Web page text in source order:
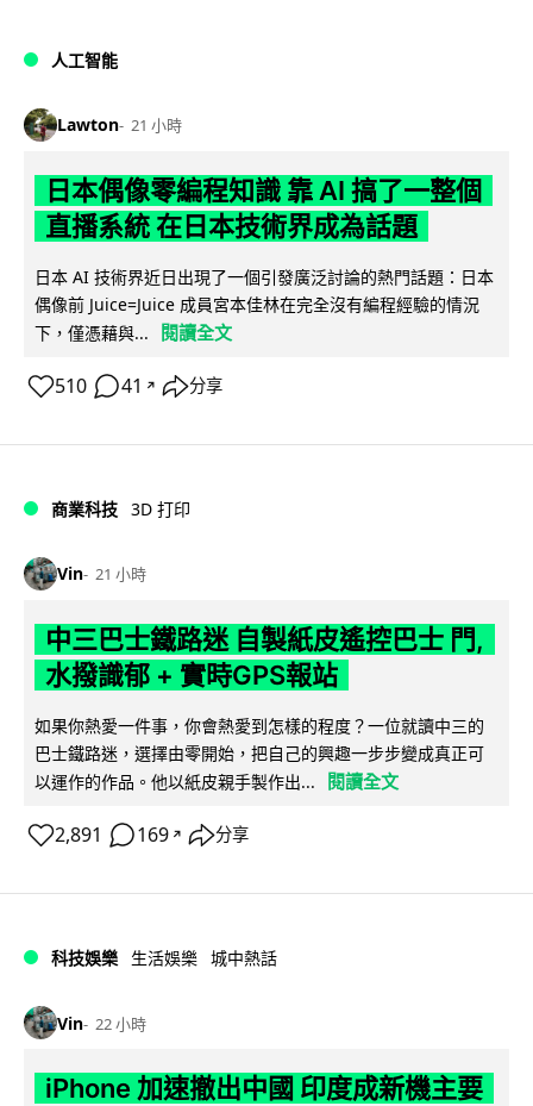
人工智能
Lawton 21 小時
日本偶像零編程知識 靠 AI 搞了一整個
直播系統 在日本技術界成為話題
日本 AI 技術界近日出現了一個引發廣泛討論的熱門話題：日本
偶像前 Juice=Juice 成員宮本佳林在完全沒有編程經驗的情況
下，僅憑藉與...
閱讀全文
510 41 ↗ 分享
商業科技 3D 打印
Vin 21 小時
中三巴士鐵路迷 自製紙皮遙控巴士 門,
水撥識郁 + 實時GPS報站
如果你熱愛一件事，你會熱愛到怎樣的程度？一位就讀中三的
巴士鐵路迷，選擇由零開始，把自己的興趣一步步變成真正可
以運作的作品。他以紙皮親手製作出...
閱讀全文
2,891 169 ↗ 分享
科技娛樂 生活娛樂 城中熱話
Vin 22 小時
iPhone 加速撤出中國 印度成新機主要